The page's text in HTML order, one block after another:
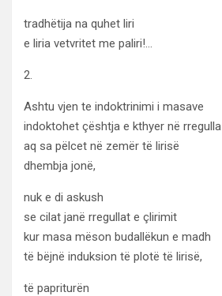
tradhëtija na quhet liri
e liria vetvritet me paliri!…
2.
Ashtu vjen te indoktrinimi i masave
indoktohet çështja e kthyer në rregulla
aq sa pëlcet në zemër të lirisë
dhembja jonë,
nuk e di askush
se cilat janë rregullat e çlirimit
kur masa mëson budallëkun e madh
të bëjnë induksion të plotë të lirisë,
të papriturën